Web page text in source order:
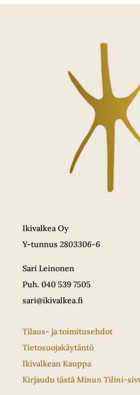
Ikivalkea Oy
Y-tunnus 2803306-6
Sari Leinonen
Puh. 040 539 7505
sari@ikivalkea.fi
Tilaus- ja toimitusehdot
Tietosuojakäytäntö
Ikivalkean Kauppa
Kirjaudu tästä Minun Tilini-